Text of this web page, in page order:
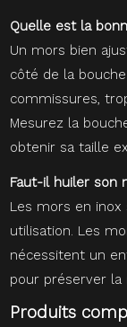
Quelle est la
Un mors bien
côté de la
commissures,
Mesurez la
obtenir sa taille
Faut-il huiler son
Les mors en inox
utilisation. Les
nécessitent un
pour préserver la
Produits